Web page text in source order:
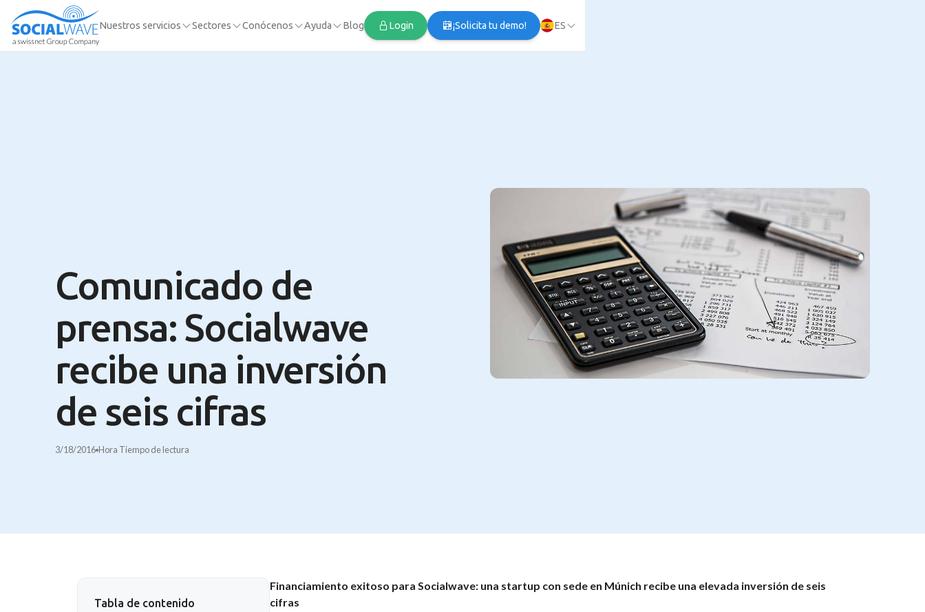
Nuestros servicios Sectores Conócenos Ayuda Blog Login ¡Solicita tu demo! ES
Comunicado de
prensa: Socialwave
recibe una inversión
de seis cifras
3/18/2016 Hora Tiempo de lectura
Tabla de contenido
Financiamiento exitoso para Socialwave: una startup con sede en Múnich recibe una elevada inversión de seis
cifras